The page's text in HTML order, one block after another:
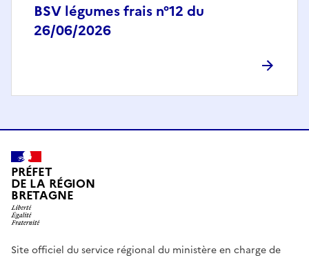
BSV légumes frais n°12 du
26/06/2026
PRÉFET
DE LA RÉGION
BRETAGNE
Site officiel du service régional du ministère en charge de